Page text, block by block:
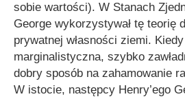
sobie wartości). W Stanach
George wykorzystywał tę teorię
prywatnej własności ziemi.
marginalistyczna, szybko
dobry sposób na zahamowanie
W istocie, następcy Henry’ego